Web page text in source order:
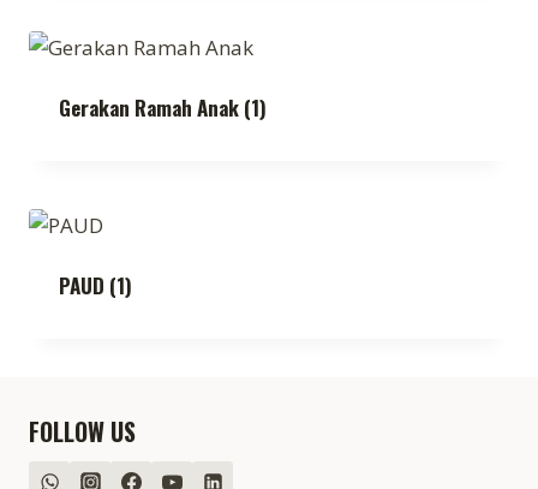
Gerakan Ramah Anak (1)
PAUD (1)
FOLLOW US